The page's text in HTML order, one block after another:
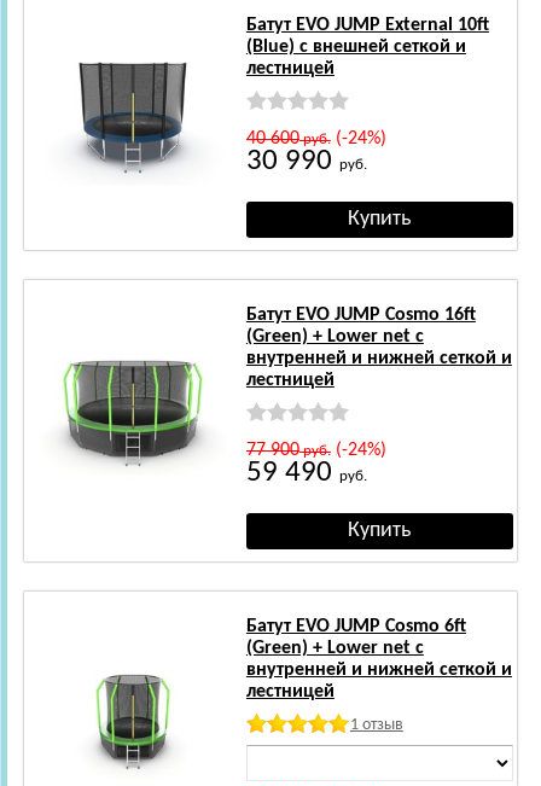
Батут EVO JUMP External 10ft
(Blue) с внешней сеткой и
лестницей
40 600руб.(-24%)
30 990 руб.
Батут EVO JUMP Cosmo 16ft
(Green) + Lower net с
внутренней и нижней сеткой и
лестницей
77 900руб.(-24%)
59 490 руб.
Батут EVO JUMP Cosmo 6ft
(Green) + Lower net с
внутренней и нижней сеткой и
лестницей
1 отзыв